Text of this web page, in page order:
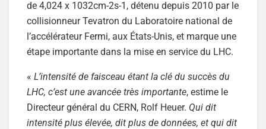
de 4,024 x 1032cm-2s-1, détenu depuis 2010 par le
collisionneur Tevatron du Laboratoire national de
l’accélérateur Fermi, aux États-Unis, et marque une
étape importante dans la mise en service du LHC.
« L’intensité de faisceau étant la clé du succès du
LHC, c’est une avancée très importante, estime le
Directeur général du CERN, Rolf Heuer. Qui dit
intensité plus élevée, dit plus de données, et qui dit